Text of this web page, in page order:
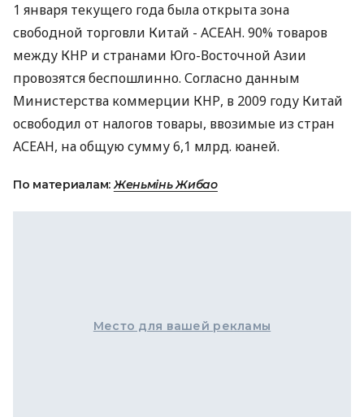
1 января текущего года была открыта зона
свободной торговли Китай - АСЕАН. 90% товаров
между КНР и странами Юго-Восточной Азии
провозятся беспошлинно. Согласно данным
Министерства коммерции КНР, в 2009 году Китай
освободил от налогов товары, ввозимые из стран
АСЕАН, на общую сумму 6,1 млрд. юаней.
По материалам:Женьмінь Жибао
Место для вашей рекламы